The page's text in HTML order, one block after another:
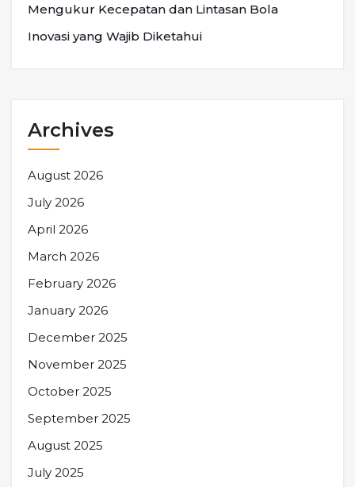
Mengukur Kecepatan dan Lintasan Bola
Inovasi yang Wajib Diketahui
Archives
August 2026
July 2026
April 2026
March 2026
February 2026
January 2026
December 2025
November 2025
October 2025
September 2025
August 2025
July 2025